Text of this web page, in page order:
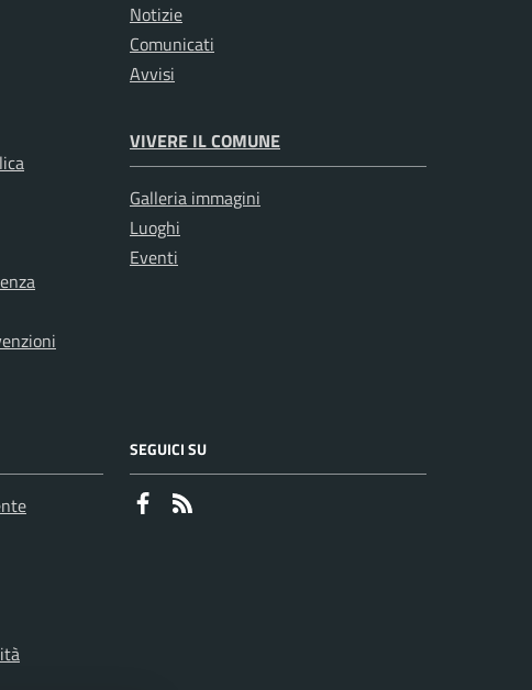
Notizie
Comunicati
Avvisi
VIVERE IL COMUNE
Galleria immagini
Luoghi
Eventi
SEGUICI SU
Faceboook